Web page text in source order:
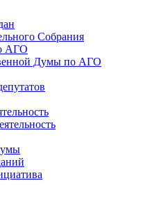
Собрания
АГО
Думы по АГО